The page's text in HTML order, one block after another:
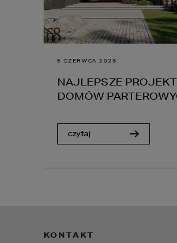
5 CZERWCA 2026
NAJLEPSZE
DOMÓW
czytaj
KONTAKT